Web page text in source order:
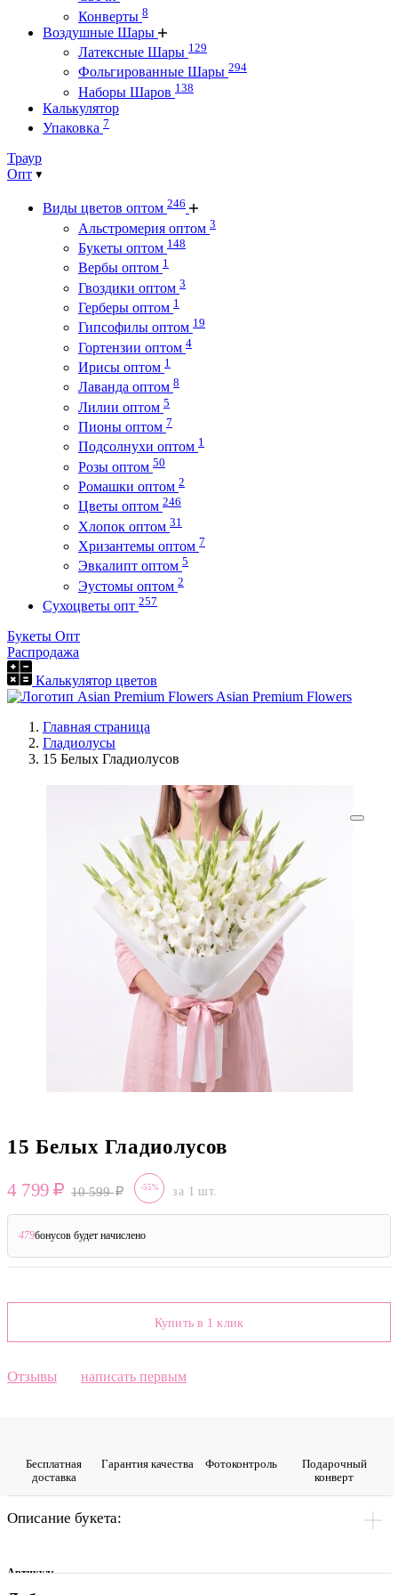
Конверты 8
Воздушные Шары
Латексные Шары 129
Фольгированные Шары 294
Наборы Шаров 138
Калькулятор
Упаковка 7
Траур
Опт
Виды цветов оптом 246
Альстромерия оптом 3
Букеты оптом 148
Вербы оптом 1
Гвоздики оптом 3
Герберы оптом 1
Гипсофилы оптом 19
Гортензии оптом 4
Ирисы оптом 1
Лаванда оптом 8
Лилии оптом 5
Пионы оптом 7
Подсолнухи оптом 1
Розы оптом 50
Ромашки оптом 2
Цветы оптом 246
Хлопок оптом 31
Хризантемы оптом 7
Эвкалипт оптом 5
Эустомы оптом 2
Сухоцветы опт 257
Букеты Опт
Распродажа
Калькулятор цветов
Asian Premium Flowers
Главная страница
Гладиолусы
15 Белых Гладиолусов
15 Белых Гладиолусов
4 799 10 599 -55% за 1 шт.
479бонусов будет начислено
Купить в 1 клик
Отзывы написать первым
Бесплатная
доставка
Гарантия качества Фото­контроль
Подарочный
конверт
Описание букета:
Артикул: